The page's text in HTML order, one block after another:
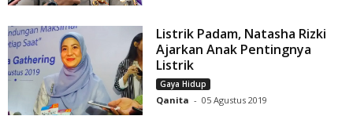
Listrik Padam, Natasha Rizki
Ajarkan Anak Pentingnya
Listrik
Gaya Hidup
Qanita - 05 Agustus 2019